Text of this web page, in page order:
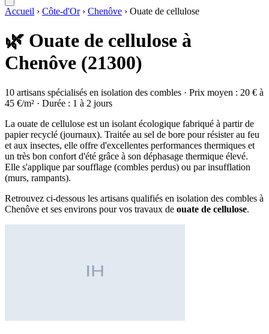
Accueil › Côte-d'Or › Chenôve › Ouate de cellulose
🌿 Ouate de cellulose à
Chenôve (21300)
10 artisans spécialisés en isolation des combles · Prix moyen : 20 € à
45 €/m² · Durée : 1 à 2 jours
La ouate de cellulose est un isolant écologique fabriqué à partir de
papier recyclé (journaux). Traitée au sel de bore pour résister au feu
et aux insectes, elle offre d'excellentes performances thermiques et
un très bon confort d'été grâce à son déphasage thermique élevé.
Elle s'applique par soufflage (combles perdus) ou par insufflation
(murs, rampants).
Retrouvez ci-dessous les artisans qualifiés en isolation des combles à
Chenôve et ses environs pour vos travaux de ouate de cellulose.